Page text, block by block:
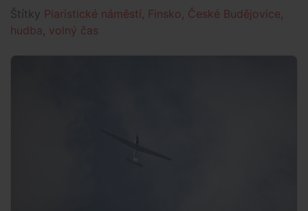
Štítky Piaristické náměstí Finsko České Budějovice
hudba volný čas